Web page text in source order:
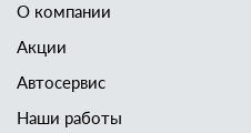
О компании
Акции
Автосервис
Наши работы